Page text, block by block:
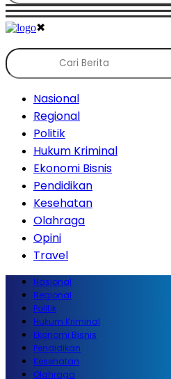
✖
Nasional
Regional
Politik
Hukum Kriminal
Ekonomi Bisnis
Pendidikan
Kesehatan
Olahraga
Opini
Travel
Nasional
Regional
Politik
Hukum Kriminal
Ekonomi Bisnis
Pendidikan
Kesehatan
Olahraga